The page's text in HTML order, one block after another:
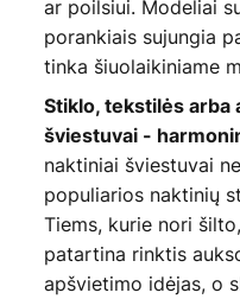
ar poilsiui. Modeliai
porankiais sujungia
tinka šiuolaikiniame
Stiklo, tekstilės arba
šviestuvai -
naktiniai šviestuvai
populiarios naktinių
Tiems, kurie nori
patartina rinktis
apšvietimo idėjas, o